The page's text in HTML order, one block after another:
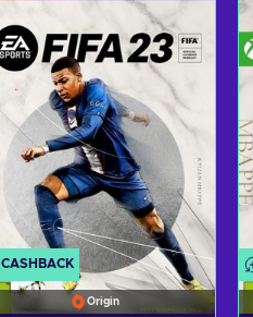
Visualizza offerte
CASHBACK
Origin